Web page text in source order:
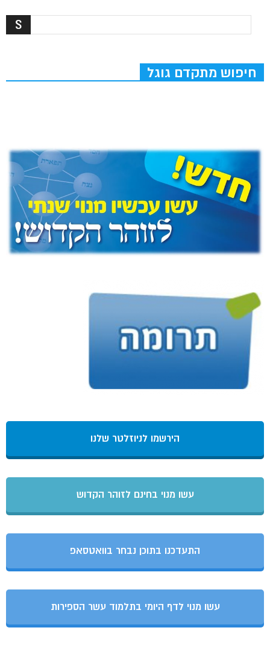
חיפוש מתקדם גוגל
הירשמו לניוזלטר שלנו
עשו מנוי בחינם לזוהר הקדוש
התעדכנו בתוכן נבחר בוואטסאפ
עשו מנוי לדף היומי בתלמוד עשר הספירות